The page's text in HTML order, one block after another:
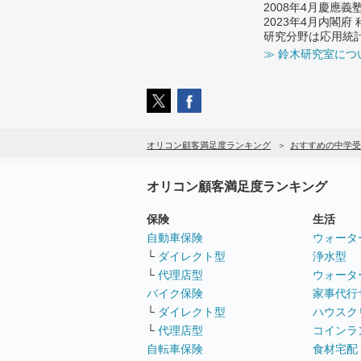
2008年4月慶應義
2023年4月内閣府
研究分野は応用統
≫ 鈴木研究室につ
オリコン顧客満足度ランキング おすすめの中学
オリコン顧客満足度ランキング
保険
自動車保険
└ ダイレクト型
└ 代理店型
バイク保険
└ ダイレクト型
└ 代理店型
自転車保険
生活
ウォー
浄水型
ウォー
家事代行
ハウスク
コイン
食材宅配